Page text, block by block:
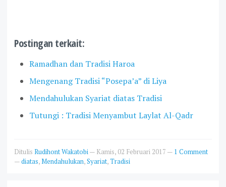
Postingan terkait:
Ramadhan dan Tradisi Haroa
Mengenang Tradisi “Posepa’a” di Liya
Mendahulukan Syariat diatas Tradisi
Tutungi : Tradisi Menyambut Laylat Al-Qadr
Ditulis Rudihont Wakatobi— Kamis, 02 Februari 2017 — 1 Comment
—diatas,Mendahulukan,Syariat,Tradisi